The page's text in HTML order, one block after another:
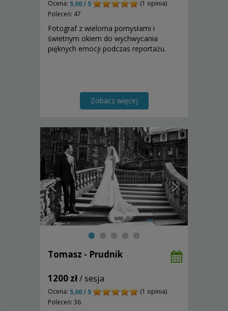
Ocena: 5,00 / 5
(1 opinia)
Poleceń: 47
Fotograf z wieloma pomysłami i
świetnym okiem do wychwycania
pięknych emocji podczas reportażu.
Zobacz więcej
Tomasz - Prudnik
1200 zł/ sesja
Ocena: 5,00 / 5
(1 opinia)
Poleceń: 36